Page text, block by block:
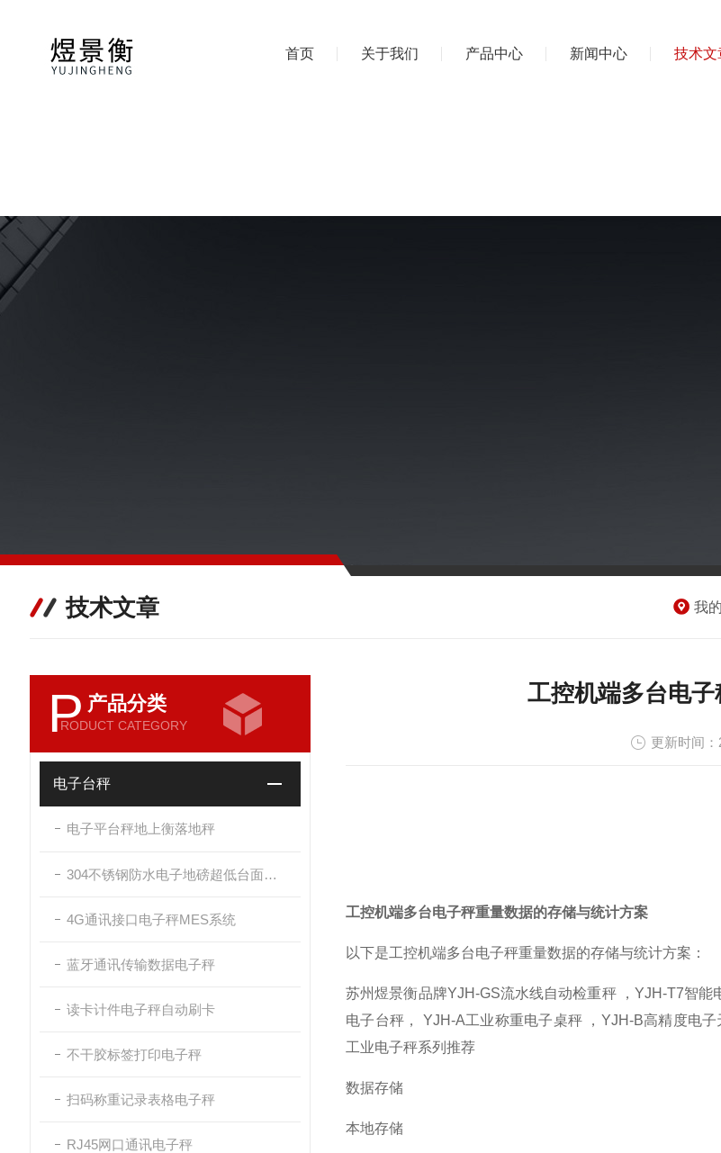
首页 关于我们 产品中心 新闻中心 技术文
技术文章 我
P 产品分类
RODUCT CATEGORY
电子台秤
电子平台秤地上衡落地秤
304不锈钢防水电子地磅超低台面带斜坡
4G通讯接口电子秤MES系统
蓝牙通讯传输数据电子秤
读卡计件电子秤自动刷卡
不干胶标签打印电子秤
扫码称重记录表格电子秤
RJ45网口通讯电子秤
工控机端多台电
更新时间
工控机端多台电子秤重量数据的存储与统计方案
以下是工控机端多台电子秤重量数据的存储与统计方案：
苏州煜景衡品牌YJH-GS流水线自动检重秤 ，YJH-T7智
电子台秤， YJH-A工业称重电子桌秤 ，YJH-B高精度电
工业电子秤系列推荐
数据存储
本地存储